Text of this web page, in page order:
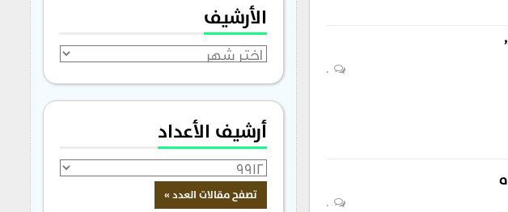
الأرشيف
الأرشيف
أرشيف الأعداد